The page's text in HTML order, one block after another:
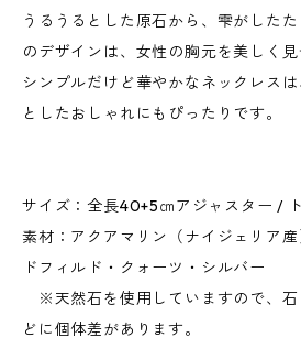
うるうるとした原石から、雫がした
のデザインは、女性の胸元を美しく見
シンプルだけど華やかなネックレス
としたおしゃれにもぴったりです。
サイズ：全長40+5㎝アジャスター /
素材：アクアマリン（ナイジェリア
ドフィルド・クォーツ・シルバー
※天然石を使用していますので、石
どに個体差があります。